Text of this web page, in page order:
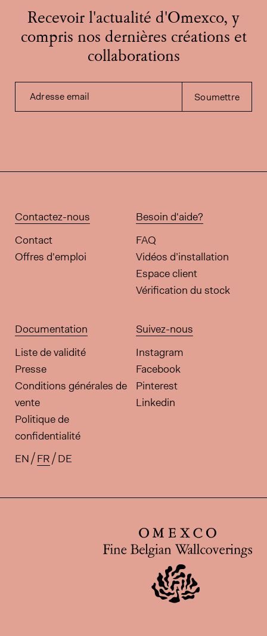
Recevoir l'actualité d'Omexco, y
compris nos dernières créations et
collaborations
Adresse email Soumettre
Contactez-nous
Contact
Offres d'emploi
Besoin d'aide?
FAQ
Vidéos d’installation
Espace client
Vérification du stock
Documentation
Liste de validité
Presse
Conditions générales de
vente
Politique de
confidentialité
Suivez-nous
Instagram
Facebook
Pinterest
Linkedin
Traductions disponibles pour
EN FR DE